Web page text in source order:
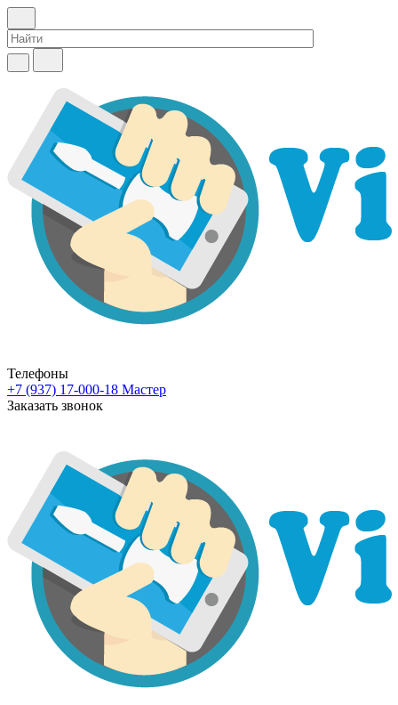
Телефоны
+7 (937) 17-000-18 Мастер
Заказать звонок